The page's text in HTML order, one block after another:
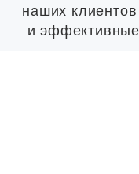
наших
и эффективные